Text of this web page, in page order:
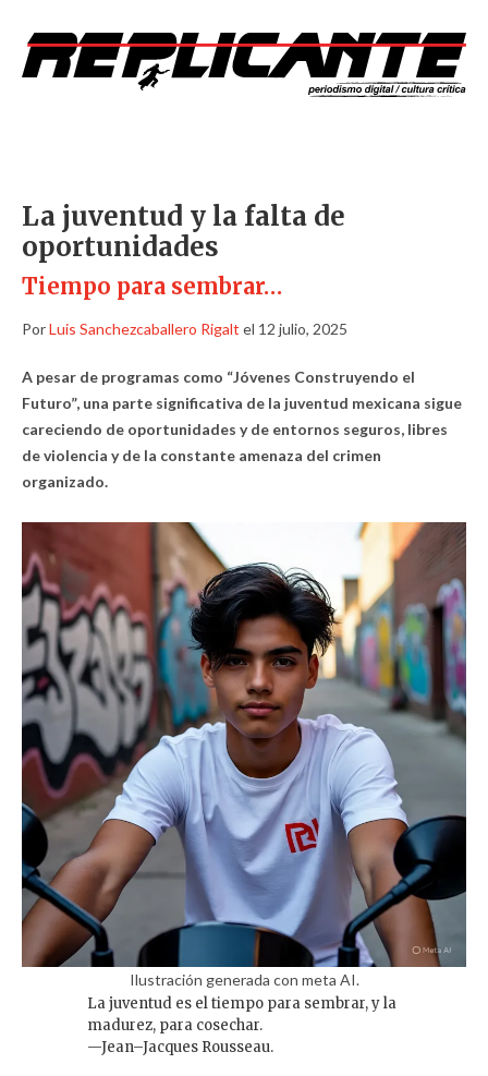
La juventud y la falta de
oportunidades
Tiempo para sembrar…
PorLuis Sanchezcaballero Rigalt el 12 julio, 2025
A pesar de programas como “Jóvenes Construyendo el
Futuro”, una parte significativa de la juventud mexicana sigue
careciendo de oportunidades y de entornos seguros, libres
de violencia y de la constante amenaza del crimen
organizado.
Ilustración generada con meta AI.
La juventud es el tiempo para sembrar, y la
madurez, para cosechar.
—Jean–Jacques Rousseau.